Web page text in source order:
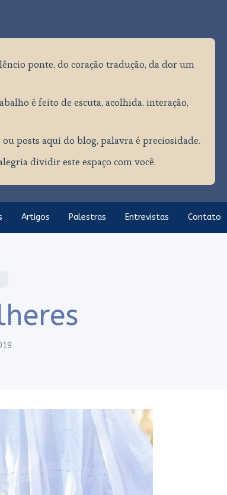
ponte, do coração tradução, da dor um
é feito de escuta, acolhida, interação,
posts aqui do blog, palavra é preciosidade.
dividir este espaço com você.
Artigos Palestras Entrevistas Contato